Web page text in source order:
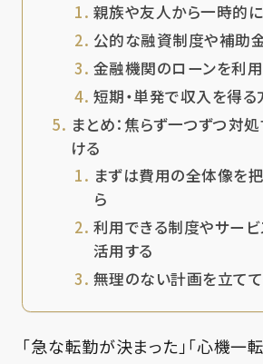
親族や友人から一時的
公的な融資制度や補助
金融機関のローンを利
短期・単発で収入を得る
まとめ：焦らず一つずつ対
ける
まずは費用の全体像を
ら
利用できる制度やサー
活用する
無理のない計画を立て
「急な転勤が決まった」「心機一